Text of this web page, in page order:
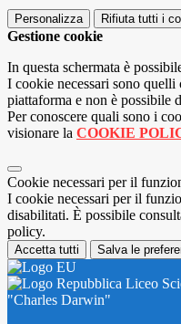
Personalizza Rifiuta tutti i
Gestione cookie
In questa schermata è
I cookie necessari sono
piattaforma e non è possibile
Per conoscere quali sono i
visionare la COOKIE
Cookie necessari per il
I cookie necessari per il
disabilitati. È possibile
policy.
Accetta tutti Salva le
Liceo
"Charles Darwin"